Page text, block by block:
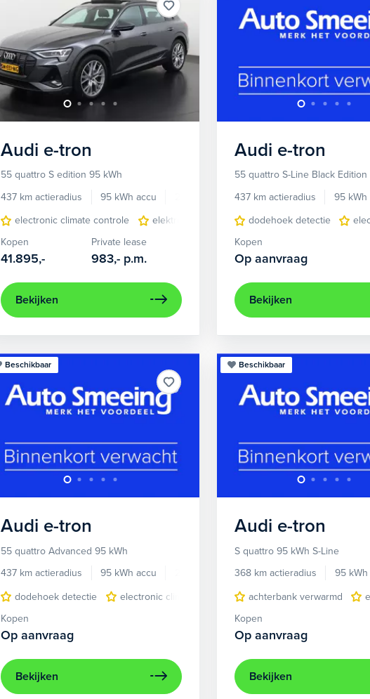
Audi e-tron
55 quattro S edition 95 kWh
437 km actieradius
95 kWh accu
30.588 km
electronic climate controle
elektrisch glazen panorama-dak lederen/stof
Kopen
41.895,-
Private lease
983,- p.m.
Bekijken
Audi e-tron
55 quattro S-Line Black Edition
437 km actieradius
95 kWh
dodehoek detectie
Kopen
Op aanvraag
Bekijken
Beschikbaar
Audi e-tron
55 quattro Advanced 95 kWh
437 km actieradius
95 kWh accu
50.000 km
dodehoek detectie
electronic climate controle lichtmetalen velgen 20"
Kopen
Op aanvraag
Bekijken
Beschikbaar
Audi e-tron
S quattro 95 kWh S-Line
368 km actieradius
95 kWh
achterbank verwarmd
Kopen
Op aanvraag
Bekijken